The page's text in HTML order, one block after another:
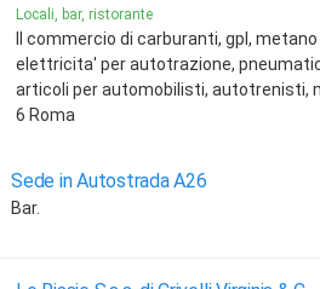
Locali, bar, ristorante
Il commercio di carburanti, gpl,
elettricita' per autotrazione,
articoli per automobilisti, autotrenisti,
6 Roma
Sede in Autostrada A26
Bar.